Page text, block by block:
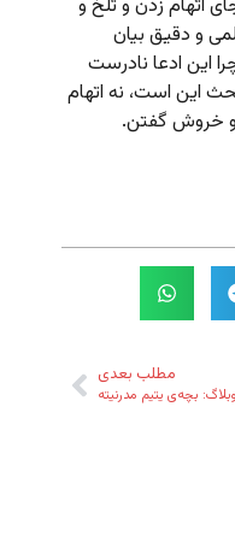
اتهام زدن و تلخ و
و دقیق بیان
این ادعا نادرست
این است، نه اتهام
خروش گفتن.
مطلب بعدی
وبلاگ: بچه‌ی یتیم مدرنیته